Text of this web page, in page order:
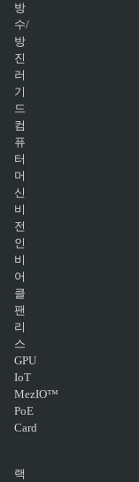
방
수/
방
진
러
기
드
컴
퓨
터
머
신
비
전
인
비
어
클
팬
리
스
GPU
IoT
MezIO™
PoE
Card
랙